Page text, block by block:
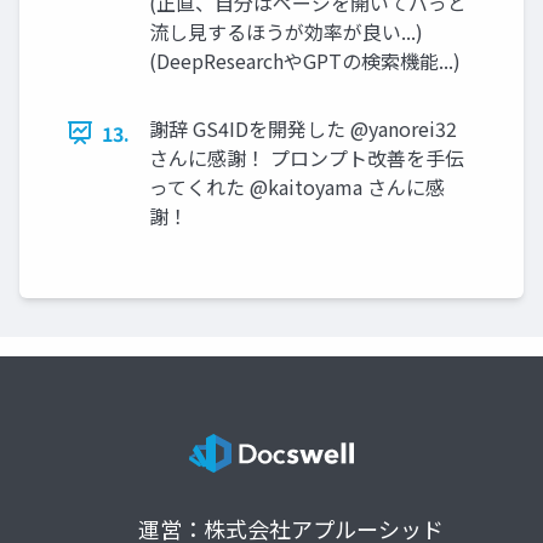
流し見するほうが効率が良い...)
(DeepResearchやGPTの検索機能...)
13.
謝辞 GS4IDを開発した @yanorei32
さんに感謝！ プロンプト改善を手伝
ってくれた @kaitoyama さんに感
謝！
運営：株式会社アプルーシッド